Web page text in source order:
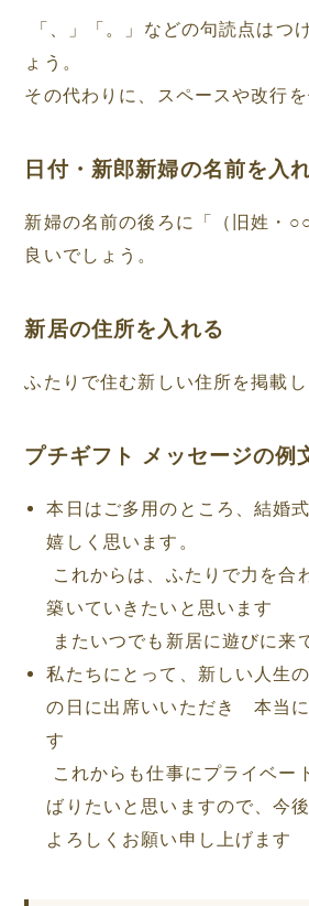
「、」「。」などの句読点はつ
ょう。
その代わりに、スペースや改行を
日付・新郎新婦の名前を入
新婦の名前の後ろに「（旧姓・
良いでしょう。
新居の住所を入れる
ふたりで住む新しい住所を掲載し
プチギフト メッセージの例
本日はご多用のところ、結婚
嬉しく思います。
これからは、ふたりで力を合
築いていきたいと思います
またいつでも新居に遊びに来
私たちにとって、新しい人生
の日に出席いいただき 本当
す
これからも仕事にプライベー
ばりたいと思いますので、今
よろしくお願い申し上げます